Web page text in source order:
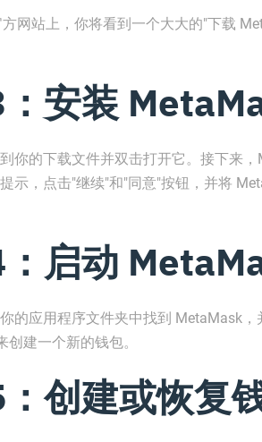
网站上，你将看到一个大大的"下载
安装
你的下载文件并双击打开它。接下来
示，点击"继续"和"同意"按钮，并将
启动
的应用程序文件夹中找到 MetaMask
创建一个新的钱包。
创建或恢复